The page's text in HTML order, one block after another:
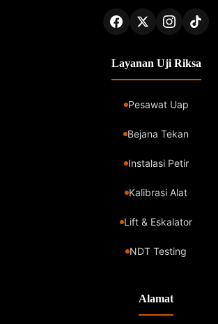
Layanan Uji Riksa
Pesawat Uap
Bejana Tekan
Instalasi Petir
Kalibrasi Alat
Lift & Eskalator
NDT Testing
Alamat